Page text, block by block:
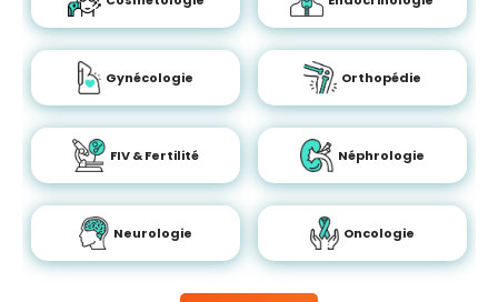
Gynécologie Orthopédie
FIV & Fertilité Néphrologie
Neurologie Oncologie